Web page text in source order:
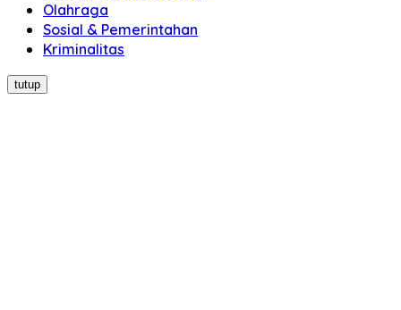
Olahraga
Sosial & Pemerintahan
Kriminalitas
tutup